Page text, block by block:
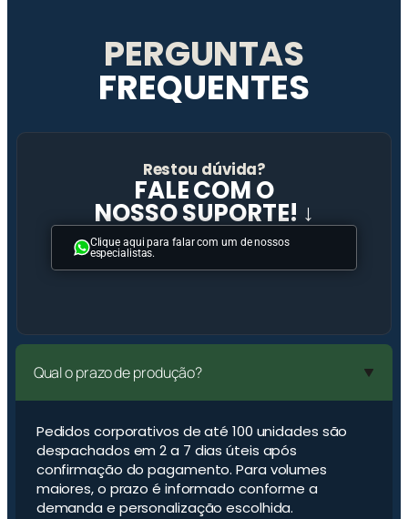
PERGUNTAS
FREQUENTES
Restou dúvida?
FALE COM O
NOSSO SUPORTE! ↓
Clique aqui para falar com um de nossos
especialistas.
Qual o prazo de produção?
Pedidos corporativos de até 100 unidades são
despachados em 2 a 7 dias úteis após
confirmação do pagamento. Para volumes
maiores, o prazo é informado conforme a
demanda e personalização escolhida.